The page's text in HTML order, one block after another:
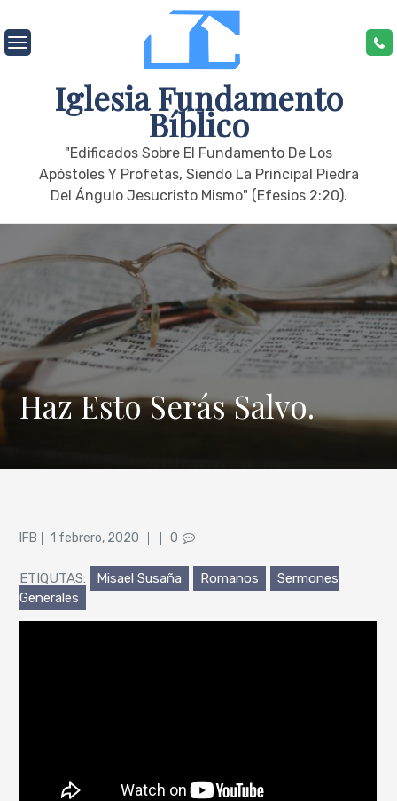
to
content
Iglesia Fundamento
Bíblico
"edificados Sobre El Fundamento De Los
Apóstoles Y Profetas, Siendo La Principal Piedra
Del Ángulo Jesucristo Mismo" (Efesios 2:20).
Haz Esto Serás Salvo.
IFB
Posted
1 febrero, 2020 0
ETIQUTAS: Misael Susaña Romanos
Sermones
Generales